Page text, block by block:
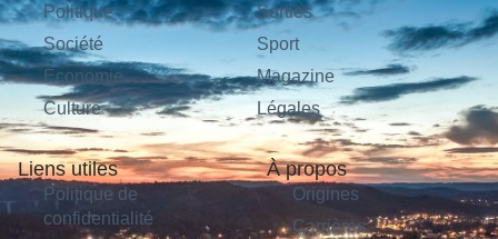
Politique
Société
Économie
Culture
Sorties
Sport
Magazine
Légales
Liens utiles
Politique de
confidentialité
À propos
Origines
Carrières